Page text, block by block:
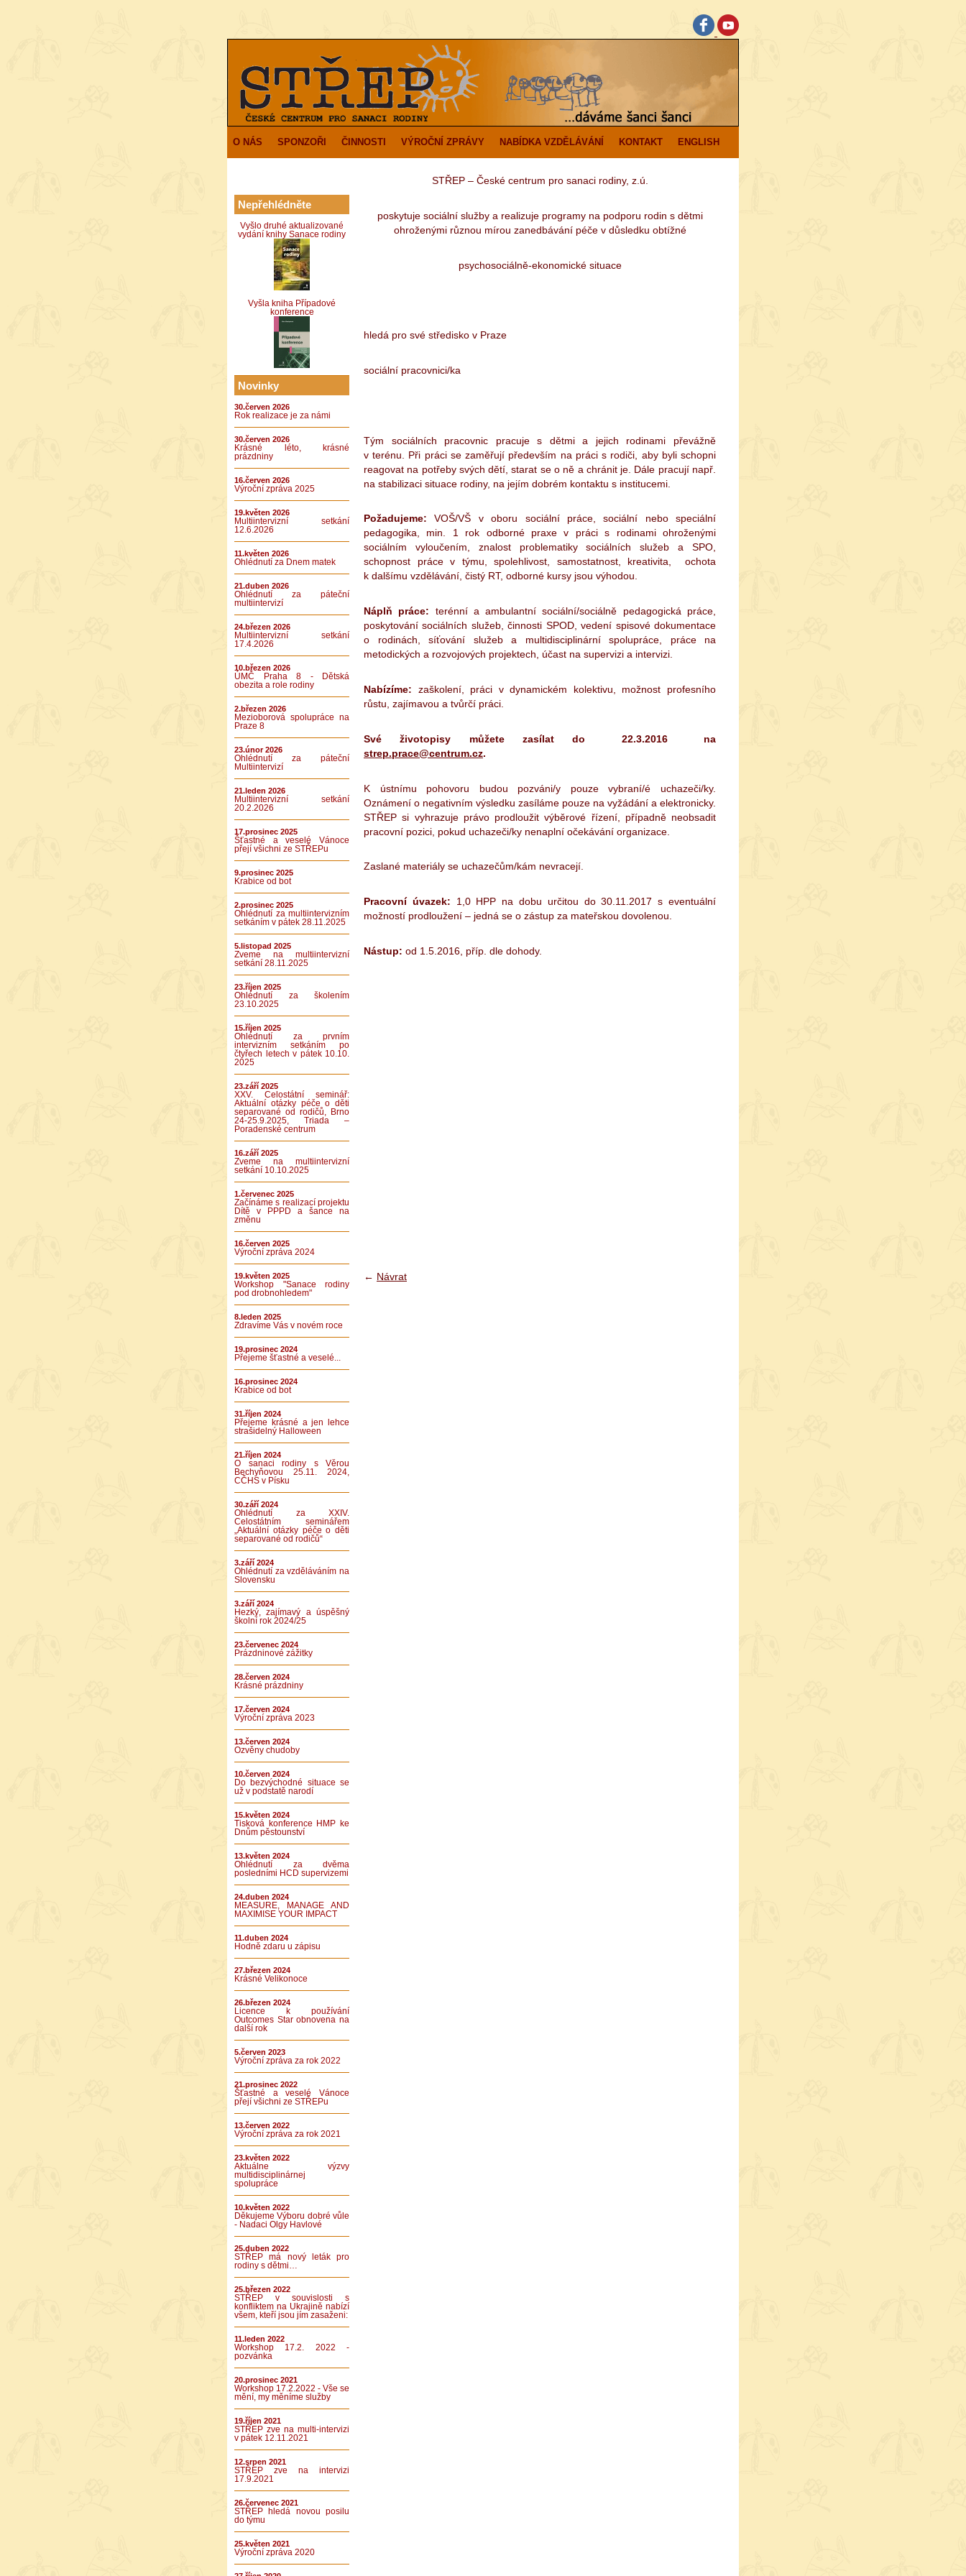
O NÁS SPONZOŘI ČINNOSTI VÝROČNÍ ZPRÁVY NABÍDKA VZDĚLÁVÁNÍ KONTAKT ENGLISH
Nepřehlédněte
Vyšlo druhé aktualizované
vydání knihy Sanace rodiny
Vyšla kniha Případové
konference
Novinky
30.červen 2026
Rok realizace je za námi
30.červen 2026
Krásné léto, krásné
prázdniny
16.červen 2026
Výroční zpráva 2025
19.květen 2026
Multiintervizní setkání
12.6.2026
11.květen 2026
Ohlédnutí za Dnem matek
21.duben 2026
Ohlédnutí za páteční
multiintervizí
24.březen 2026
Multiintervizní setkání
17.4.2026
10.březen 2026
ÚMČ Praha 8 - Dětská
obezita a role rodiny
2.březen 2026
Mezioborová spolupráce na
Praze 8
23.únor 2026
Ohlédnutí za páteční
Multiintervizí
21.leden 2026
Multiintervizní setkání
20.2.2026
17.prosinec 2025
Šťastné a veselé Vánoce
přejí všichni ze STŘEPu
9.prosinec 2025
Krabice od bot
2.prosinec 2025
Ohlédnutí za multiintervizním
setkáním v pátek 28.11.2025
5.listopad 2025
Zveme na multiintervizní
setkání 28.11.2025
23.říjen 2025
Ohlédnutí za školením
23.10.2025
15.říjen 2025
Ohlédnutí za prvním
intervizním setkáním po
čtyřech letech v pátek 10.10.
2025
23.září 2025
XXV. Celostátní seminář:
Aktuální otázky péče o děti
separované od rodičů, Brno
24-25.9.2025, Triada –
Poradenské centrum
16.září 2025
Zveme na multiintervizní
setkání 10.10.2025
1.červenec 2025
Začínáme s realizací projektu
Dítě v PPPD a šance na
změnu
16.červen 2025
Výroční zpráva 2024
19.květen 2025
Workshop "Sanace rodiny
pod drobnohledem"
8.leden 2025
Zdravíme Vás v novém roce
19.prosinec 2024
Přejeme šťastné a veselé...
16.prosinec 2024
Krabice od bot
31.říjen 2024
Přejeme krásné a jen lehce
strašidelný Halloween
21.říjen 2024
O sanaci rodiny s Věrou
Bechyňovou 25.11. 2024,
CČHS v Písku
30.září 2024
Ohlédnutí za XXIV.
Celostátním seminářem
„Aktuální otázky péče o děti
separované od rodičů“
3.září 2024
Ohlédnutí za vzděláváním na
Slovensku
3.září 2024
Hezký, zajímavý a úspěšný
školní rok 2024/25
23.červenec 2024
Prázdninové zážitky
28.červen 2024
Krásné prázdniny
17.červen 2024
Výroční zpráva 2023
13.červen 2024
Ozvěny chudoby
10.červen 2024
Do bezvýchodné situace se
už v podstatě narodí
15.květen 2024
Tisková konference HMP ke
Dnům pěstounství
13.květen 2024
Ohlédnutí za dvěma
posledními HCD supervizemi
24.duben 2024
MEASURE, MANAGE AND
MAXIMISE YOUR IMPACT
11.duben 2024
Hodně zdaru u zápisu
27.březen 2024
Krásné Velikonoce
26.březen 2024
Licence k používání
Outcomes Star obnovena na
další rok
5.červen 2023
Výroční zpráva za rok 2022
21.prosinec 2022
Šťastné a veselé Vánoce
přejí všichni ze STŘEPu
13.červen 2022
Výroční zpráva za rok 2021
23.květen 2022
Aktuálne výzvy
multidisciplinárnej
spolupráce
10.květen 2022
Děkujeme Výboru dobré vůle
- Nadaci Olgy Havlové
25.duben 2022
STŘEP má nový leták pro
rodiny s dětmi…
25.březen 2022
STŘEP v souvislosti s
konfliktem na Ukrajině nabízí
všem, kteří jsou jím zasaženi:
11.leden 2022
Workshop 17.2. 2022 -
pozvánka
20.prosinec 2021
Workshop 17.2.2022 - Vše se
mění, my měníme služby
19.říjen 2021
STŘEP zve na multi-intervizi
v pátek 12.11.2021
12.srpen 2021
STŘEP zve na intervizi
17.9.2021
26.červenec 2021
STŘEP hledá novou posilu
do týmu
25.květen 2021
Výroční zpráva 2020
STŘEP – České centrum pro sanaci rodiny, z.ú.
poskytuje sociální služby a realizuje programy na podporu rodin s dětmi
ohroženými různou mírou zanedbávání péče v důsledku obtížné
psychosociálně-ekonomické situace
hledá pro své středisko v Praze
sociální pracovnici/ka
Tým sociálních pracovnic pracuje s dětmi a jejich rodinami převážně
v terénu. Při práci se zaměřují především na práci s rodiči, aby byli schopni
reagovat na potřeby svých dětí, starat se o ně a chránit je. Dále pracují např.
na stabilizaci situace rodiny, na jejím dobrém kontaktu s institucemi.
Požadujeme: VOŠ/VŠ v oboru sociální práce, sociální nebo speciální
pedagogika, min. 1 rok odborné praxe v práci s rodinami ohroženými
sociálním vyloučením, znalost problematiky sociálních služeb a SPO,
schopnost práce v týmu, spolehlivost, samostatnost, kreativita, ochota
k dalšímu vzdělávání, čistý RT, odborné kursy jsou výhodou.
Náplň práce: terénní a ambulantní sociální/sociálně pedagogická práce,
poskytování sociálních služeb, činnosti SPOD, vedení spisové dokumentace
o rodinách, síťování služeb a multidisciplinární spolupráce, práce na
metodických a rozvojových projektech, účast na supervizi a intervizi.
Nabízíme: zaškolení, práci v dynamickém kolektivu, možnost profesního
růstu, zajímavou a tvůrčí práci.
Své životopisy můžete zasílat do 22.3.2016 na
strep.prace@centrum.cz.
K ústnímu pohovoru budou pozváni/y pouze vybraní/é uchazeči/ky.
Oznámení o negativním výsledku zasíláme pouze na vyžádání a elektronicky.
STŘEP si vyhrazuje právo prodloužit výběrové řízení, případně neobsadit
pracovní pozici, pokud uchazeči/ky nenaplní očekávání organizace.
Zaslané materiály se uchazečům/kám nevracejí.
Pracovní úvazek: 1,0 HPP na dobu určitou do 30.11.2017 s eventuální
možností prodloužení – jedná se o zástup za mateřskou dovolenou.
Nástup: od 1.5.2016, příp. dle dohody.
← Návrat